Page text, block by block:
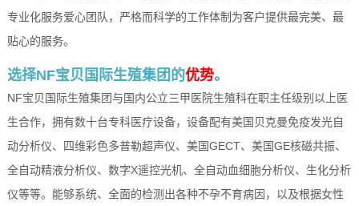
专业化服务爱心团队，严格而科学的工作体制为客户提供最完美、最
贴心的服务。
选择NF宝贝国际生殖集团的优势。
NF宝贝国际生殖集团与国内公立三甲医院生殖科在职主任级别以上医
生合作，拥有数十台专科医疗设备，设备配有美国贝克曼免疫发光自
动分析仪、四维彩色多普勒超声仪、美国GECT、美国GE核磁共振、
全自动精液分析仪、数字X遥控光机、全自动血细胞分析仪、生化分析
仪等等。能够系统、全面的检测出各种不孕不育病因，以及根据女性